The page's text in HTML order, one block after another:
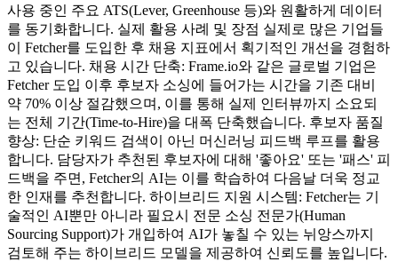
사용 중인 주요 ATS(Lever, Greenhouse 등)와 원활하게 데이터
를 동기화합니다. 실제 활용 사례 및 장점 실제로 많은 기업들
이 Fetcher를 도입한 후 채용 지표에서 획기적인 개선을 경험하
고 있습니다. 채용 시간 단축: Frame.io와 같은 글로벌 기업은
Fetcher 도입 이후 후보자 소싱에 들어가는 시간을 기존 대비
약 70% 이상 절감했으며, 이를 통해 실제 인터뷰까지 소요되
는 전체 기간(Time-to-Hire)을 대폭 단축했습니다. 후보자 품질
향상: 단순 키워드 검색이 아닌 머신러닝 피드백 루프를 활용
합니다. 담당자가 추천된 후보자에 대해 '좋아요' 또는 '패스' 피
드백을 주면, Fetcher의 AI는 이를 학습하여 다음날 더욱 정교
한 인재를 추천합니다. 하이브리드 지원 시스템: Fetcher는 기
술적인 AI뿐만 아니라 필요시 전문 소싱 전문가(Human
Sourcing Support)가 개입하여 AI가 놓칠 수 있는 뉘앙스까지
검토해 주는 하이브리드 모델을 제공하여 신뢰도를 높입니다.